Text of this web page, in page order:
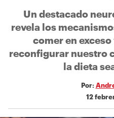
Un destacado
revela los
comer en
reconfigurar nuestro
la dieta
Por:
12